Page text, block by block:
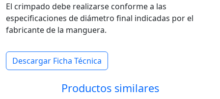
El crimpado debe realizarse conforme a las
especificaciones de diámetro final indicadas por el
fabricante de la manguera.
Descargar Ficha Técnica
Productos similares